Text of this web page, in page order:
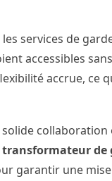
services de
accessibles
accrue, ce
de
garantir une